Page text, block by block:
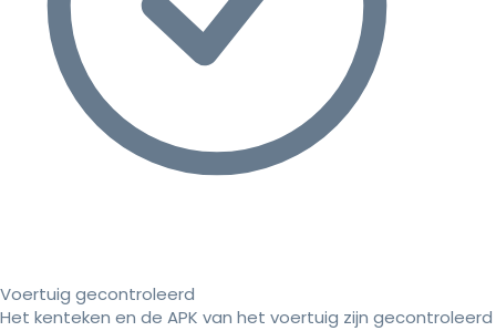
Voertuig gecontroleerd
Het kenteken en de APK van het voertuig zijn gecontroleerd